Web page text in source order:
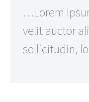
…Lorem
velit auctor
sollicitudin, lo